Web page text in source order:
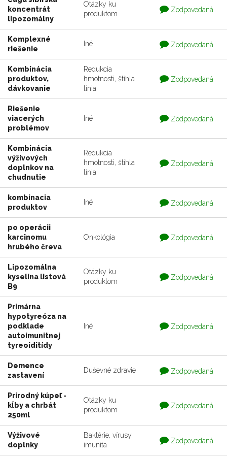
koncentrát
lipozomálny
Otázky ku
produktom
Otázka
je
Zodpovedaná
Komplexné
riešenie
Iné
Otázka
je
zodpovedaná
Zodpovedaná
Kombinácia
produktov,
dávkovanie
Redukcia
hmotnosti, štíhla
línia
Otázka
je
Zodpovedaná
Riešenie
viacerých
problémov
Iné
Otázka
je
Zodpovedaná
Kombinácia
výživových
doplnkov na
chudnutie
Redukcia
hmotnosti, štíhla
línia
Otázka
je
Zodpovedaná
kombinacia
produktov
Iné
Otázka
je
zodpovedaná
Zodpovedaná
po operácii
karcinomu
hrubého čreva
Onkológia
Otázka
je
Zodpovedaná
Lipozomálna
kyselina listová
B9
Otázky ku
produktom
Otázka
je
Zodpovedaná
Primárna
hypotyreóza na
podklade
autoimunitnej
tyreoiditídy
Iné
Otázka
je
Zodpovedaná
Demence
zastavení
Duševné zdravie
Otázka
je
zodpovedaná
Zodpovedaná
Prírodný kúpeľ -
kĺby a chrbát
250ml
Otázky ku
produktom
Otázka
je
Zodpovedaná
Výživové
doplnky
Baktérie, vírusy,
imunita
Otázka
je
zodpovedaná
Zodpovedaná